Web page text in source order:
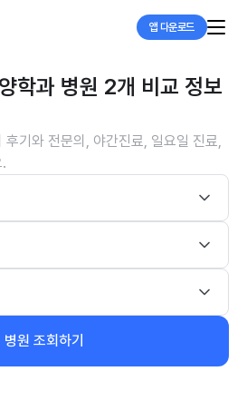
앱 다운로드
학과 병원 2개 비교 정보
기와 전문의, 야간진료, 일요일 진료,
병원 조회하기